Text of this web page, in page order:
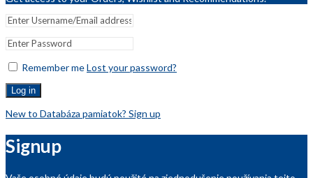
Remember meLost your password?
Log in
New to Databáza pamiatok? Sign up
Signup